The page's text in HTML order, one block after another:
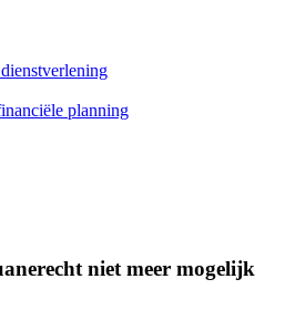
planning
niet meer mogelijk